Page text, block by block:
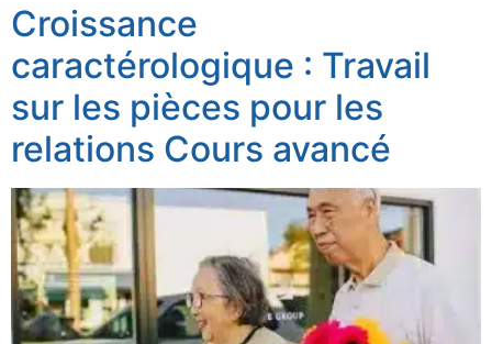
Croissance
caractérologique : Travail
sur les pièces pour les
relations Cours avancé